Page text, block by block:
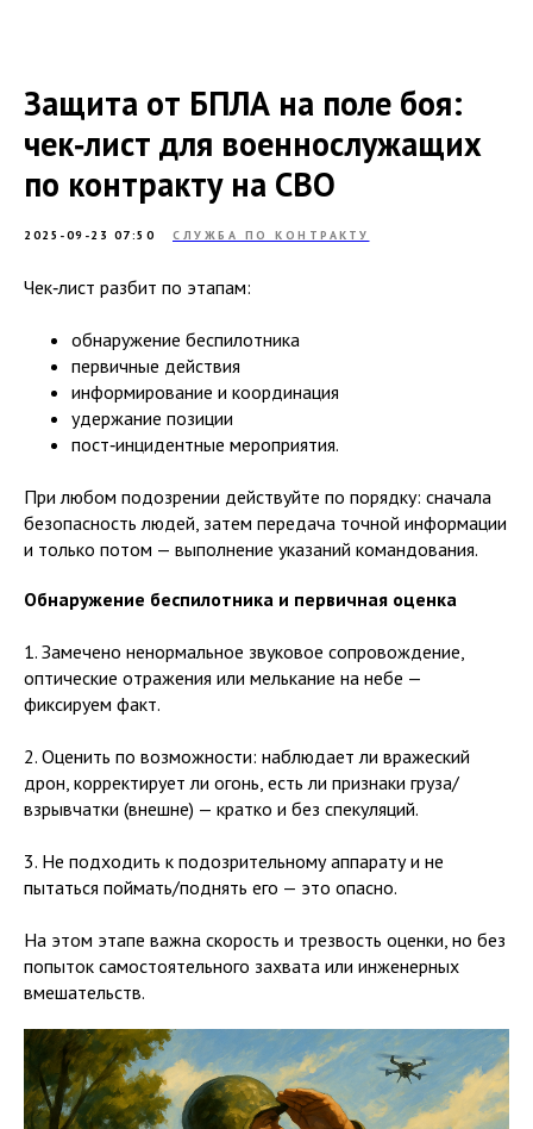
Защита от БПЛА на поле боя:
чек‑лист для военнослужащих
по контракту на СВО
2025-09-23 07:50 СЛУЖБА ПО КОНТРАКТУ
Чек‑лист разбит по этапам:
обнаружение беспилотника
первичные действия
информирование и координация
удержание позиции
пост‑инцидентные мероприятия.
При любом подозрении действуйте по порядку: сначала
безопасность людей, затем передача точной информации
и только потом — выполнение указаний командования.
Обнаружение беспилотника и первичная оценка
1. Замечено ненормальное звуковое сопровождение,
оптические отражения или мелькание на небе —
фиксируем факт.
2. Оценить по возможности: наблюдает ли вражеский
дрон, корректирует ли огонь, есть ли признаки груза/
взрывчатки (внешне) — кратко и без спекуляций.
3. Не подходить к подозрительному аппарату и не
пытаться поймать/поднять его — это опасно.
На этом этапе важна скорость и трезвость оценки, но без
попыток самостоятельного захвата или инженерных
вмешательств.